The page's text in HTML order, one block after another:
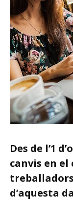
Des de l’1
canvis en el
d’aquesta